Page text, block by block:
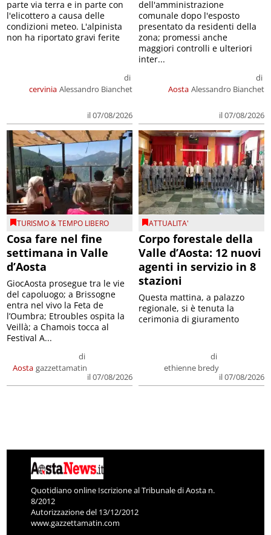
cervinia
di
Alessandro Bianchet
il 07/08/2026
parte via terra e in parte con
l'elicottero a causa delle
condizioni meteo. L'alpinista
non ha riportato gravi ferite
Aosta
di
Alessandro Bianchet
il 07/08/2026
dell'amministrazione
comunale dopo l'esposto
presentato da residenti della
zona; promessi anche
maggiori controlli e ulteriori
inter...
TURISMO & TEMPO LIBERO
Cosa fare nel fine
settimana in Valle
d’Aosta
Aosta
di
gazzettamatin
il 07/08/2026
GiocAosta prosegue tra le vie
del capoluogo; a Brissogne
entra nel vivo la Feta de
l’Oumbra; Etroubles ospita la
Veillà; a Chamois tocca al
Festival A...
ATTUALITA'
Corpo forestale della
Valle d’Aosta: 12 nuovi
agenti in servizio in 8
stazioni
di
ethienne bredy
il 07/08/2026
Questa mattina, a palazzo
regionale, si è tenuta la
cerimonia di giuramento
Quotidiano online Iscrizione al Tribunale di Aosta n.
8/2012
Autorizzazione del 13/12/2012
www.gazzettamatin.com